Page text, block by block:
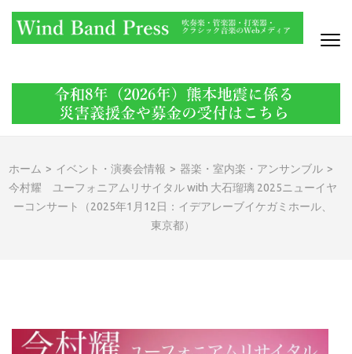
(Enter
ホーム > イベント・演奏会情報 > 器楽・室内楽・アンサンブル >
今村耀 ユーフォニアムリサイタル with 大石瑠璃 2025ニューイヤ
ーコンサート（2025年1月12日：イデアレーブイケガミホール、
東京都）